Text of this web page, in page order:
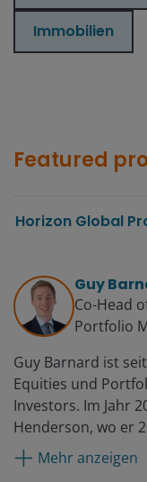
Immobilien
Featured
Horizon Global
Guy
Co-Head
Portfolio
Guy Barnard ist
Equities und
Investors. Im Jahr
Henderson, wo er
stellvertretender
Equities wurde.
Mehr anzeigen